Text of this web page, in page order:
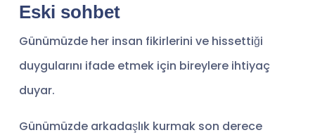
Eski sohbet
Günümüzde her insan fikirlerini ve hissettiği
duygularını ifade etmek için bireylere ihtiyaç
duyar.
Günümüzde arkadaşlık kurmak son derece